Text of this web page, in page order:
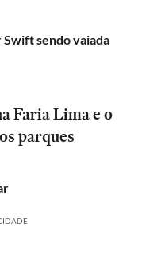
sendo vaiada
Faria Lima e o
parques